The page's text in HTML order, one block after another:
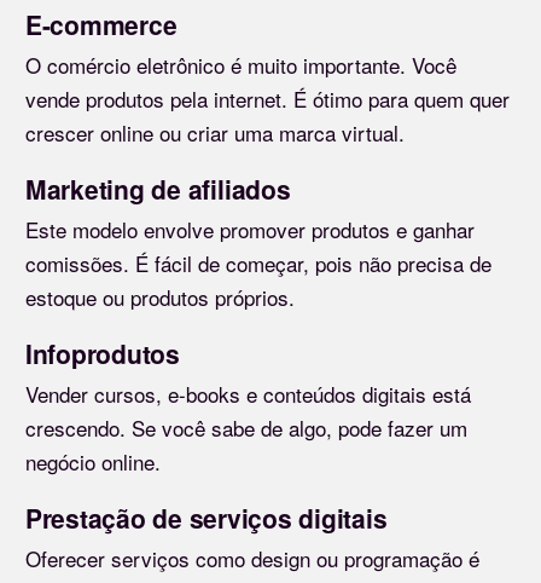
E-commerce
O comércio eletrônico é muito importante. Você
vende produtos pela internet. É ótimo para quem quer
crescer online ou criar uma marca virtual.
Marketing de afiliados
Este modelo envolve promover produtos e ganhar
comissões. É fácil de começar, pois não precisa de
estoque ou produtos próprios.
Infoprodutos
Vender cursos, e-books e conteúdos digitais está
crescendo. Se você sabe de algo, pode fazer um
negócio online.
Prestação de serviços digitais
Oferecer serviços como design ou programação é